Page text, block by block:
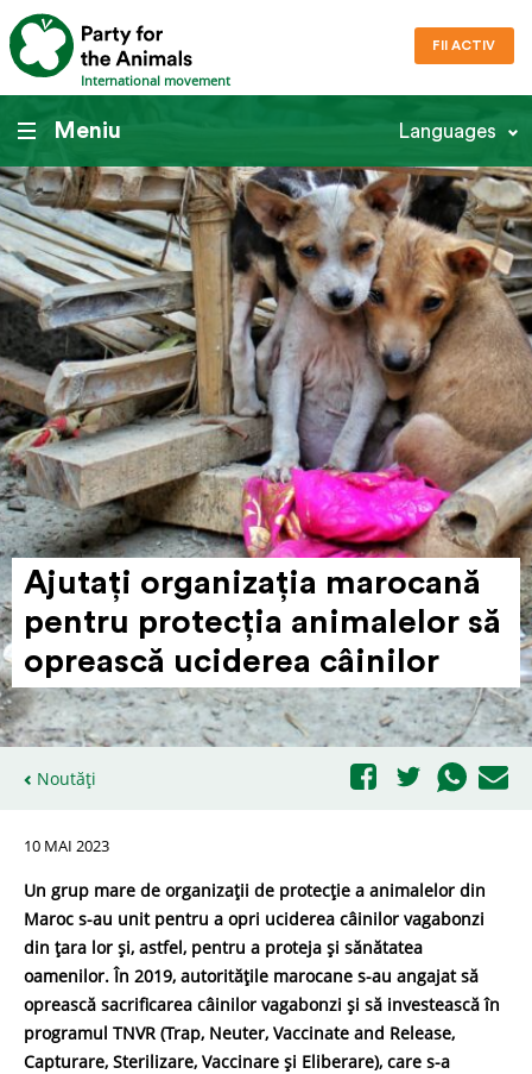
International movement
FII ACTIV
Meniu Languages
Ajutați orga­ni­zația marocană
pentru protecția animalelor să
oprească uciderea câinilor
Noutăți
10 MAI 2023
Un grup mare de organizații de protecție a animalelor din
Maroc s-au unit pentru a opri uciderea câinilor vagabonzi
din țara lor și, astfel, pentru a proteja și sănătatea
oamenilor. În 2019, autoritățile marocane s-au angajat să
oprească sacrificarea câinilor vagabonzi și să investească în
programul TNVR (Trap, Neuter, Vaccinate and Release,
Capturare, Sterilizare, Vaccinare și Eliberare), care s-a